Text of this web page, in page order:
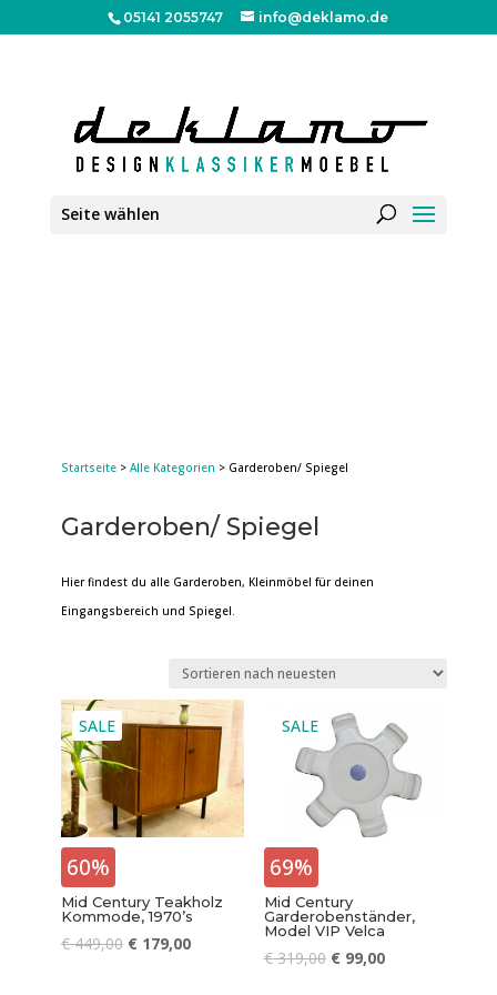
05141 2055747 info@deklamo.de
Seite wählen
Startseite> Alle Kategorien > Garderoben/ Spiegel
Garderoben/ Spiegel
Hier findest du alle Garderoben, Kleinmöbel für deinen
Eingangsbereich und Spiegel.
SALE
60%
Mid Century Teakholz
Kommode, 1970’s
€449,00 €179,00
SALE
69%
Mid Century
Garderobenständer,
Model VIP Velca
€319,00 €99,00